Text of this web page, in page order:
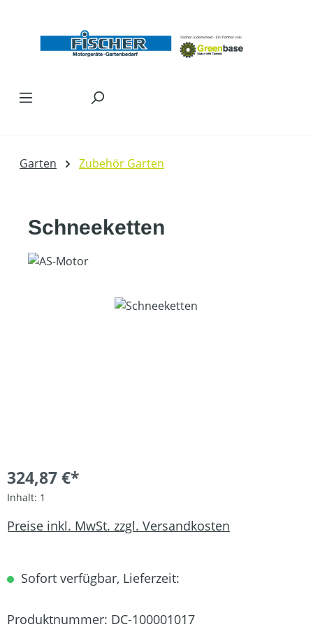
Garten Zubehör Garten
Schneeketten
Bildergalerie überspringen
324,87 €*
Inhalt: 1
Preise inkl. MwSt. zzgl. Versandkosten
Sofort verfügbar, Lieferzeit:
Produktnummer: DC-100001017